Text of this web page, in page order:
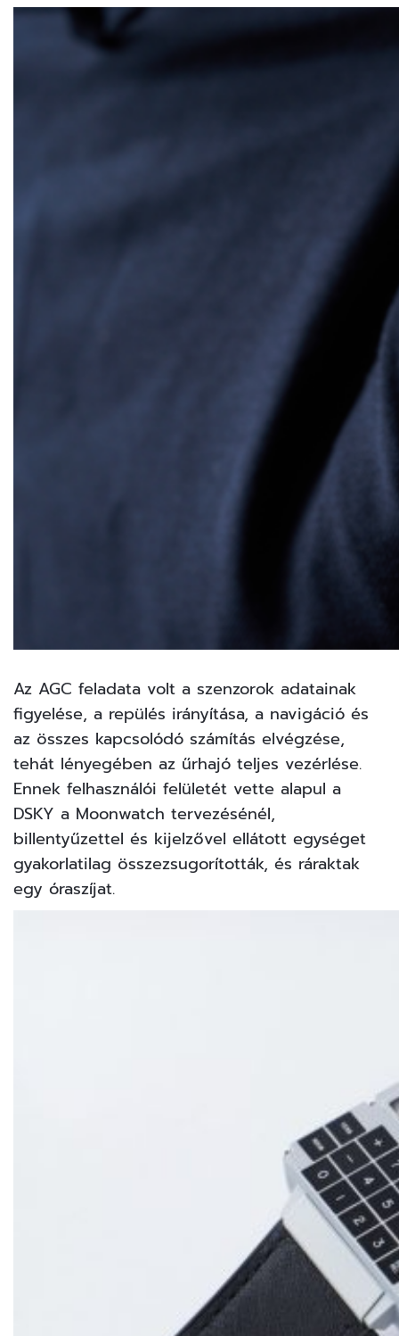
Az AGC feladata volt a szenzorok adatainak
figyelése, a repülés irányítása, a navigáció és
az összes kapcsolódó számítás elvégzése,
tehát lényegében az űrhajó teljes vezérlése.
Ennek felhasználói felületét vette alapul a
DSKY a Moonwatch tervezésénél,
billentyűzettel és kijelzővel ellátott egységet
gyakorlatilag összezsugorították, és ráraktak
egy óraszíjat.